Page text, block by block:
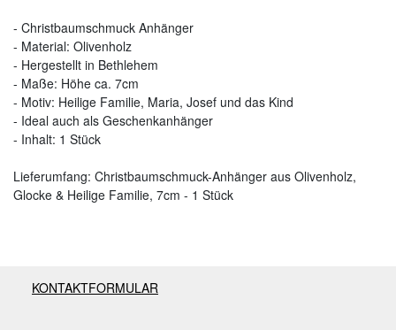
- Christbaumschmuck Anhänger
- Material: Olivenholz
- Hergestellt in Bethlehem
- Maße: Höhe ca. 7cm
- Motiv: Heilige Familie, Maria, Josef und das Kind
- Ideal auch als Geschenkanhänger
- Inhalt: 1 Stück
Lieferumfang: Christbaumschmuck-Anhänger aus Olivenholz,
Glocke & Heilige Familie, 7cm - 1 Stück
KONTAKTFORMULAR